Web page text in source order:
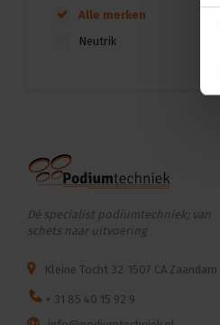
Alle merken
Neutrik
Dé specialist podiumtechniek; van
schets naar uitvoering
Kleine Tocht 32 1507 CA Zaandam
+ 31 85 40 15 92 9